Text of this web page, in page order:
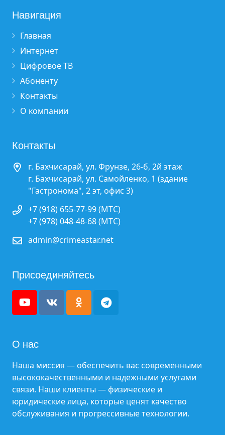
Навигация
Главная
Интернет
Цифровое ТВ
Абоненту
Контакты
О компании
Контакты
г. Бахчисарай, ул. Фрунзе, 26-б, 2й этаж
г. Бахчисарай, ул. Самойленко, 1 (здание
"Гастронома", 2 эт, офис 3)
+7 (918) 655-77-99 (МТС)
+7 (978) 048-48-68 (МТС)
admin@crimeastar.net
Присоединяйтесь
О нас
Наша миссия — обеспечить вас современными
высококачественными и надежными услугами
связи. Наши клиенты — физические и
юридические лица, которые ценят качество
обслуживания и прогрессивные технологии.